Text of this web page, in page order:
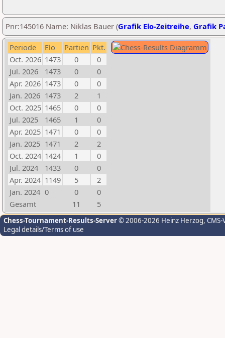
Pnr:145016 Name: Niklas Bauer (Grafik Elo-Zeitreihe, Grafik
Periode Elo Partien Pkt.
Oct. 2026 1473 0
0
Jul. 2026
1473 0
0
Apr. 2026 1473 0
0
Jan. 2026 1473 2
1
Oct. 2025 1465 0
0
Jul. 2025
1465 1
0
Apr. 2025 1471 0
0
Jan. 2025 1471 2
2
Oct. 2024 1424 1
0
Jul. 2024
1433 0
0
Apr. 2024 1149 5
2
Jan. 2024 0 0
0
Gesamt
11 5
Chess-Tournament-Results-Server© 2006-2026 Heinz Herzog,
Legal details/Terms of use